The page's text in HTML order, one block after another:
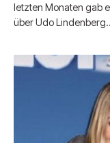
letzten Monaten gab
über Udo